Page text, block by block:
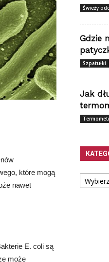
które mogą
nawet
E. coli są
może
Świeży
Gdzie
Szpatułki
Jak